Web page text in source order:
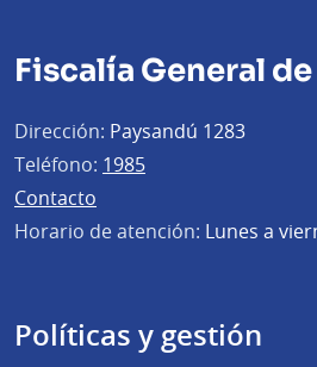
Fiscalía General
Dirección: Paysandú 1283
Teléfono: 1985
Contacto
Horario de atención: Lunes a
Políticas y gestión